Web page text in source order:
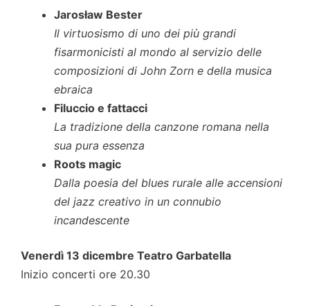
Jarosław Bester
Il virtuosismo di uno dei più grandi
fisarmonicisti al mondo al servizio delle
composizioni di John Zorn e della musica
ebraica
Filuccio e fattacci
La tradizione della canzone romana nella
sua pura essenza
Roots magic
Dalla poesia del blues rurale alle accensioni
del jazz creativo in un connubio
incandescente
Venerdì 13 dicembre Teatro Garbatella
Inizio concerti ore 20.30